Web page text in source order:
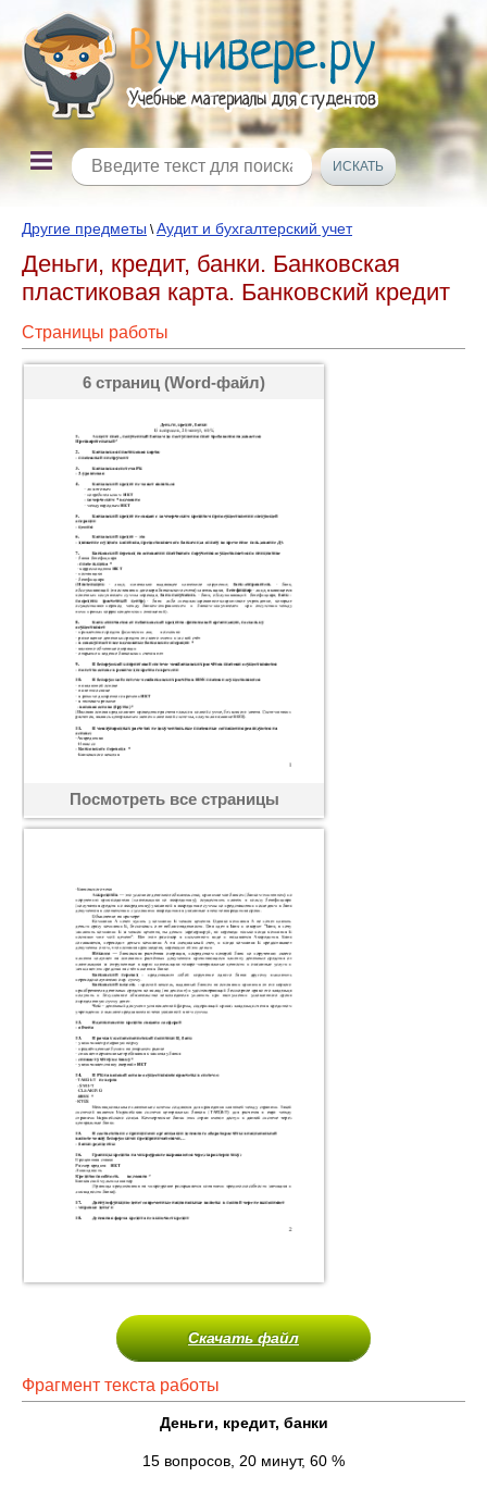
Другие предметы \Аудит и бухгалтерский учет
Деньги, кредит, банки. Банковская
пластиковая карта. Банковский кредит
Страницы работы
6 страниц (Word-файл)
Посмотреть все страницы
Скачать файл
Фрагмент текста работы
Деньги, кредит, банки
15 вопросов, 20 минут, 60 %